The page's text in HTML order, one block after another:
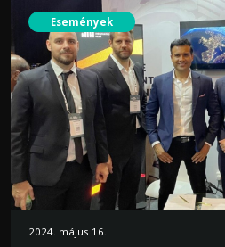
Események
2024. május 16.